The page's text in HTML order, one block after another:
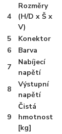
4
Rozměry
(H/D x Š x
V)
5 Konektor
6
Barva
7
Nabíjecí
napětí
8
Výstupní
napětí
9
Čistá
hmotnost
[kg]